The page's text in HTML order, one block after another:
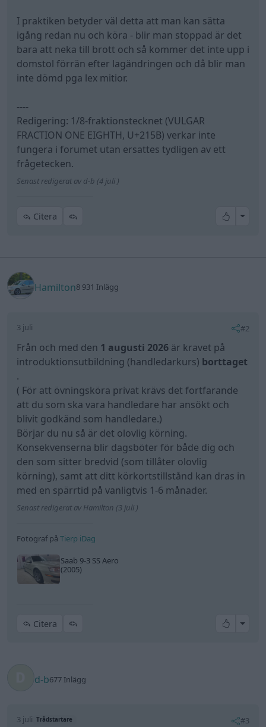
I praktiken betyder väl detta att man kan sätta
igång redan nu och köra - blir man stoppad är det
bara att neka till brott och så kommer det inte upp i
domstol förrän efter lagändringen och då blir man
inte dömd pga lex mitior.
----
Redigering: 1/8-fraktionstecknet (VULGAR
FRACTION ONE EIGHTH, U+215B) verkar inte
fungera i forumet utan ersattes tydligen av ett
frågetecken.
Senast redigerat av d-b (4 juli )
Citera All
Hamilton8 931 Inlägg
3 juli #2
Från och med den 1 augusti 2026 är kravet på
introduktionsutbildning (handledarkurs) borttaget
.
( För att övningsköra privat krävs det fortfarande
att du som ska vara handledare har ansökt och
blivit godkänd som handledare.)
Börjar du nu så är det olovlig körning.
Konsekvenserna blir dagsböter för både dig och
den som sitter bredvid (som tillåter olovlig
körning), samt att ditt körkortstillstånd kan dras in
med en spärrtid på vanligtvis 1-6 månader.
Senast redigerat av Hamilton (3 juli )
Fotograf på Tierp iDag
Saab 9-3 SS Aero
(2005)
Citera All
d-b677 Inlägg
3 juli Trådstartare #3